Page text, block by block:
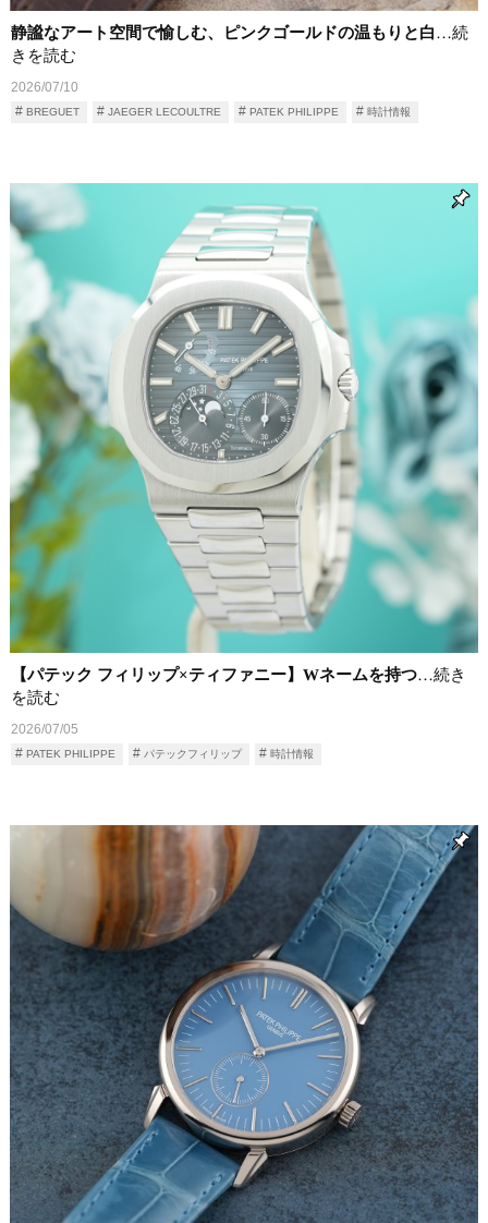
静謐なアート空間で愉しむ、ピンクゴールドの温もりと白…続
きを読む
2026/07/10
BREGUET JAEGER LECOULTRE PATEK PHILIPPE 時計情報
【パテック フィリップ×ティファニー】Wネームを持つ…続き
を読む
2026/07/05
PATEK PHILIPPE パテックフィリップ 時計情報